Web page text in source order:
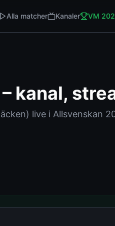
Alla matcher Kanaler VM
kanal,
) live i Allsvenskan